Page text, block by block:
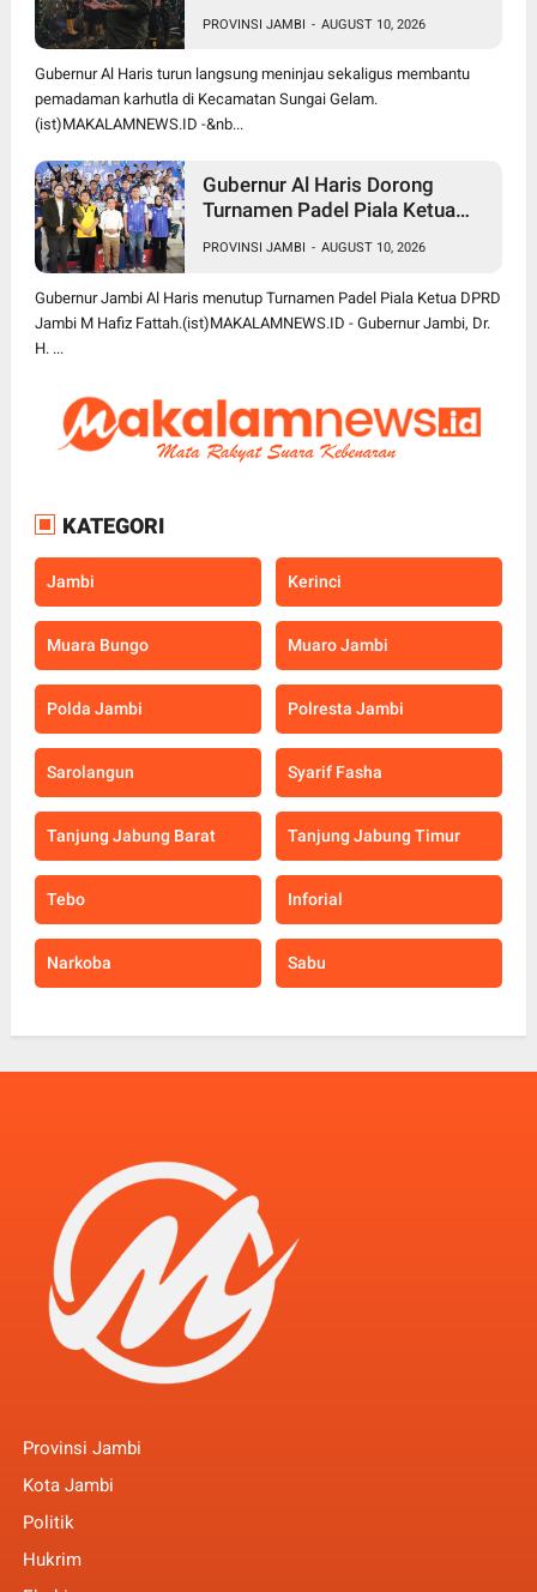
PROVINSI JAMBI - AUGUST 10, 2026
Gubernur Al Haris turun langsung meninjau sekaligus membantu
pemadaman karhutla di Kecamatan Sungai Gelam.
(ist)MAKALAMNEWS.ID -&nb...
Gubernur Al Haris Dorong
Turnamen Padel Piala Ketua
Berkelanjutan dan Lebih Besar
PROVINSI JAMBI - AUGUST 10, 2026
Gubernur Jambi Al Haris menutup Turnamen Padel Piala Ketua DPRD
Jambi M Hafiz Fattah.(ist)MAKALAMNEWS.ID - Gubernur Jambi, Dr.
H. ...
KATEGORI
Jambi Kerinci
Muara Bungo Muaro Jambi
Polda Jambi Polresta Jambi
Sarolangun Syarif Fasha
Tanjung Jabung Barat Tanjung Jabung Timur
Tebo Inforial
Narkoba Sabu
Provinsi Jambi
Kota Jambi
Politik
Hukrim